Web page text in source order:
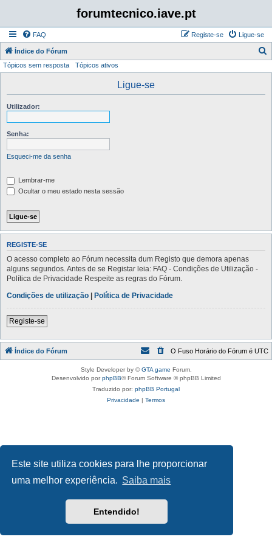
Este site utiliza cookies para lhe proporcionar
uma melhor experiência. Saiba mais
Entendido!
forumtecnico.iave.pt
FAQ Ligue-se
Registe-se
Índice do Fórum
Tópicos sem resposta Tópicos ativos
Ligue-se
Utilizador:
Senha:
Esqueci-me da senha
Lembrar-me
Ocultar o meu estado nesta sessão
REGISTE-SE
O acesso completo ao Fórum necessita dum Registo que demora apenas
alguns segundos. Antes de se Registar leia: FAQ - Condições de Utilização -
Política de Privacidade Respeite as regras do Fórum.
Condições de utilização | Política de Privacidade
Registe-se
Índice do Fórum O Fuso Horário do Fórum é UTC
Style Developer by ©GTA game Forum.
Desenvolvido porphpBB® Forum Software © phpBB Limited
Traduzido por: phpBB Portugal
Privacidade | Termos